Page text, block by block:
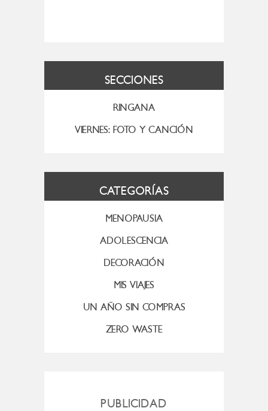
SECCIONES
RINGANA
VIERNES: FOTO Y CANCIÓN
CATEGORÍAS
MENOPAUSIA
ADOLESCENCIA
DECORACIÓN
MIS VIAJES
UN AÑO SIN COMPRAS
ZERO WASTE
PUBLICIDAD